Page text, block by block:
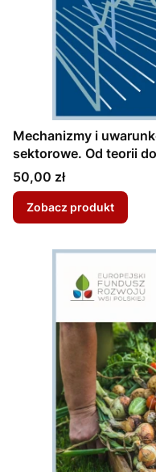
Mechanizmy i
sektorowe. Od teorii
Cena
50,00 zł
Zobacz produkt